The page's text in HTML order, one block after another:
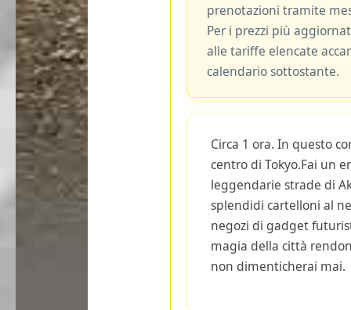
prenotazioni tramite
Per i prezzi più
alle tariffe elencate
calendario sottostante.
Circa 1 ora. In questo
centro di Tokyo.Fai un
leggendarie strade di
splendidi cartelloni al
negozi di gadget
magia della città
non dimenticherai mai.